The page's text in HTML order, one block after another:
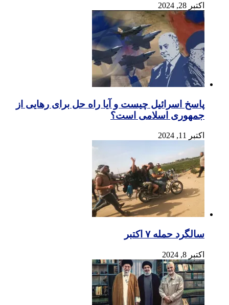
اکتبر 28, 2024
پاسخ اسرائیل چیست و آیا راه حل برای رهایی از
جمهوری اسلامی است؟
اکتبر 11, 2024
سالگرد حمله ۷ اکتبر
اکتبر 8, 2024